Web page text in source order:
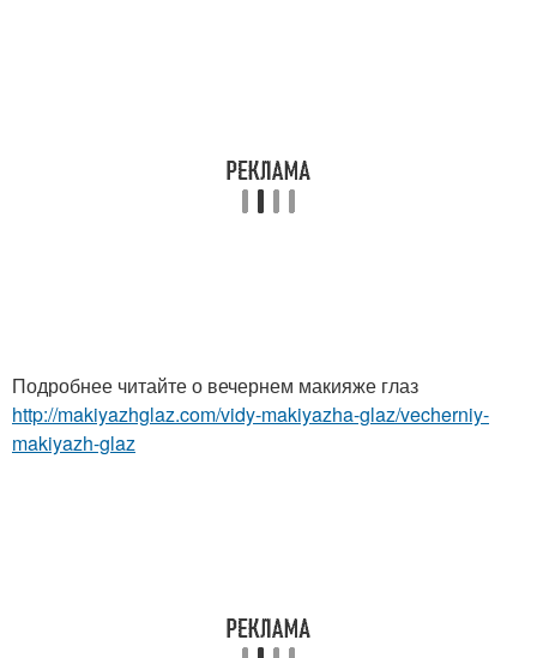
Подробнее читайте о вечернем макияже глаз
http://makiyazhglaz.com/vidy-makiyazha-glaz/vecherniy-
makiyazh-glaz